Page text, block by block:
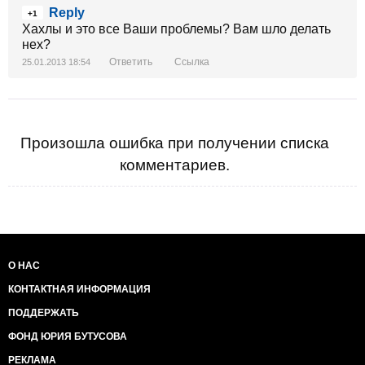
+1
Reply
Хахлы и это все Ваши проблемы? Вам шло делать
нех?
25.01.2013 18:54 Ответить Ссылка
Произошла ошибка при получении списка
комментариев.
О НАС
КОНТАКТНАЯ ИНФОРМАЦИЯ
ПОДДЕРЖАТЬ
ФОНД ЮРИЯ БУТУСОВА
РЕКЛАМА